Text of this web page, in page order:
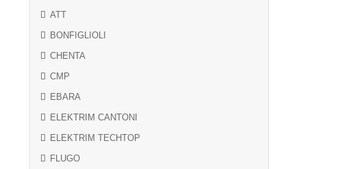
ATT
BONFIGLIOLI
CHENTA
CMP
EBARA
ELEKTRIM CANTONI
ELEKTRIM TECHTOP
FLUGO